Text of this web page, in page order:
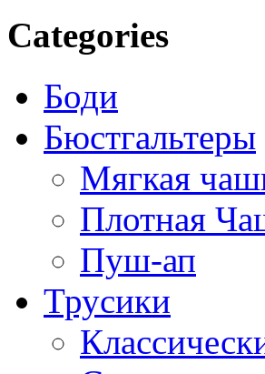
Categories
Боди
Бюстгальтеры
Мягкая
Плотная
Пуш-ап
Трусики